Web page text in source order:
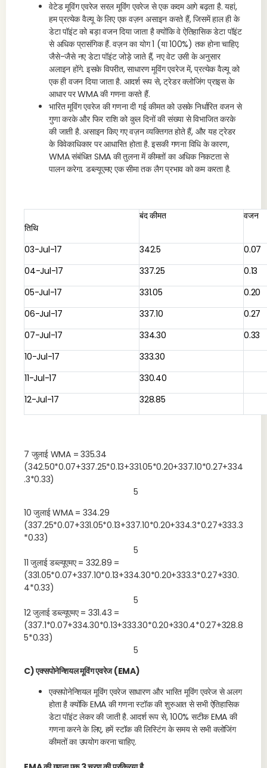
वेटेड मूविंग एवरेज सरल मूविंग एवरेज से एक कदम आगे बढ़ता है. यहां,
हम प्रत्येक वैल्यू के लिए एक वज़न असाइन करते हैं, जिसमें हाल ही के
डेटा पॉइंट को बड़ा वजन दिया जाता है क्योंकि वे ऐतिहासिक डेटा पॉइंट
से अधिक प्रासंगिक हैं. वज़न का योग 1 (या 100%) तक होना चाहिए.
जैसे-जैसे नए डेटा पॉइंट जोड़े जाते हैं, नए वेट उसी के अनुसार
अलाइन होंगे. इसके विपरीत, साधारण मूविंग एवरेज में, प्रत्येक वैल्यू को
एक ही वजन दिया जाता है. आदर्श रूप से, ट्रेडर क्लोजिंग प्राइस के
आधार पर WMA की गणना करते हैं.
भारित मूविंग एवरेज की गणना दी गई कीमत को उसके निर्धारित वजन से
गुणा करके और फिर राशि को कुल दिनों की संख्या से विभाजित करके
की जाती है. असाइन किए गए वज़न व्यक्तिगत होते हैं, और यह ट्रेडर
के विवेकाधिकार पर आधारित होता है. इसकी गणना विधि के कारण,
WMA संबंधित SMA की तुलना में कीमतों का अधिक निकटता से
पालन करेगा. डब्ल्यूएमए एक सीमा तक लैग प्रभाव को कम करता है.
तिथि
बंद कीमत वजन
03-Jul-17 342.5
0.07
04-Jul-17
337.25
0.13
05-Jul-17
331.05
0.20
06-Jul-17
337.10
0.27
07-Jul-17
334.30
0.33
10-Jul-17
333.30
11-Jul-17
330.40
12-Jul-17
328.85
7 जुलाई WMA = 335.34
(342.50*0.07+337.25*0.13+331.05*0.20+337.10*0.27+334
.3*0.33)
5
10 जुलाई WMA = 334.29
(337.25*0.07+331.05*0.13+337.10*0.20+334.3*0.27+333.3
*0.33)
5
11 जुलाई डब्ल्यूएमए = 332.89 =
(331.05*0.07+337.10*0.13+334.30*0.20+333.3*0.27+330.
4*0.33)
5
12 जुलाई डब्ल्यूएमए = 331.43 =
(337.1*0.07+334.30*0.13+333.30*0.20+330.4*0.27+328.8
5*0.33)
5
C) एक्सपोनेन्शियल मूविंग एवरेज (EMA)
एक्सपोनेन्शियल मूविंग एवरेज साधारण और भारित मूविंग एवरेज से अलग
होता है क्योंकि EMA की गणना स्टॉक की शुरुआत से सभी ऐतिहासिक
डेटा पॉइंट लेकर की जाती है. आदर्श रूप से, 100% सटीक EMA की
गणना करने के लिए, हमें स्टॉक की लिस्टिंग के समय से सभी क्लोजिंग
कीमतों का उपयोग करना चाहिए.